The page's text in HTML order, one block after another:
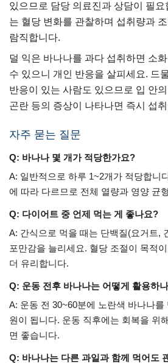
있으므로 담당 의료진과 상담이 필
는 혈당 변화를 관찰하며 섭취량과
람직합니다.
덜 익은 바나나를 과다 섭취하면 소
수 있으니 개인 반응을 살피세요. 드
반응이 있는 사람도 있으므로 입 안
곤란 등의 증상이 나타나면 즉시 섭
자주 묻는 질문
Q: 바나나 몇 개가 적당한가요?
A: 일반적으로 하루 1~2개가 적당합니
에 따라 다르므로 전체 열량과 영양 균
Q: 다이어트 중 언제 먹는 게 좋나요?
A: 간식으로 먹을 때는 단백질(요거트,
포만감을 늘리세요. 혈당 조절이 목적
더 유리합니다.
Q: 운동 전후 바나나는 어떻게 활용하
A: 운동 전 30~60분에 노란색 바나나를
원이 됩니다. 운동 직후에는 회복을 위
면 좋습니다.
Q: 바나나는 다른 과일과 함께 먹어도